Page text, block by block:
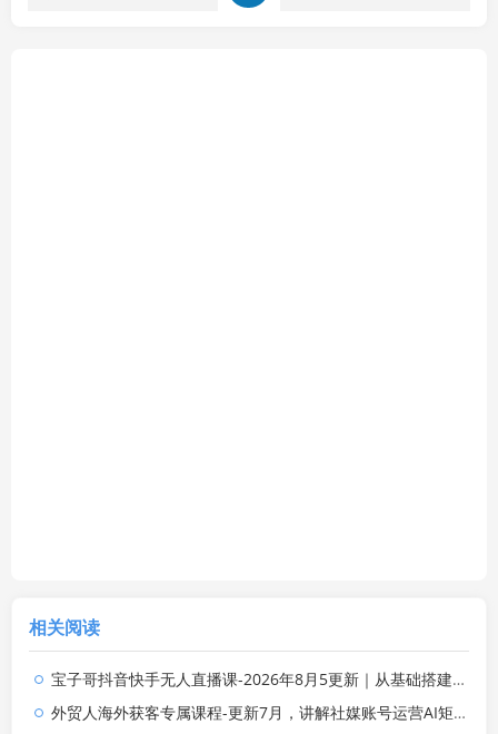
相关阅读
宝子哥抖音快手无人直播课-2026年8月5更新｜从基础搭建到高阶起号，稳号防封技术，搭建自动化直播变现体系
外贸人海外获客专属课程-更新7月，讲解社媒账号运营AI矩阵玩法，，系统掌握海外客户开发全流程实战方法